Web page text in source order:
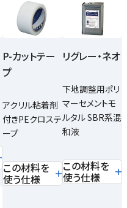
P-カットテー
プ
アクリル粘着剤
付きPEクロステ
ープ
この材料を
使う仕様
リグレー・ネオ
下地調整用ポリ
マーセメントモ
ルタル SBR系混
和液
この材料を
使う仕様